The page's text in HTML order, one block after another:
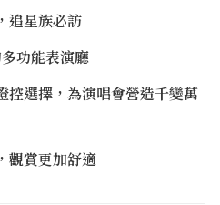
追星族必訪
功能表演廳
控選擇，為演唱會營造千變萬
觀賞更加舒適